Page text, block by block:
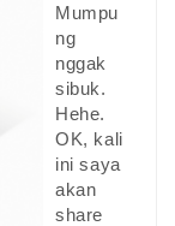
Mumpu
ng
nggak
sibuk.
Hehe.
OK, kali
ini saya
akan
share